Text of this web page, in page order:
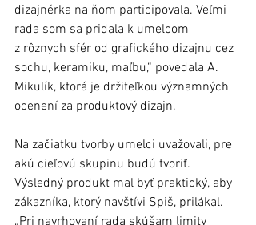
dizajnérka na ňom participovala. Veľmi
rada som sa pridala k umelcom
z rôznych sfér od grafického dizajnu cez
sochu, keramiku, maľbu,“ povedala A.
Mikulík, ktorá je držiteľkou významných
ocenení za produktový dizajn.
Na začiatku tvorby umelci uvažovali, pre
akú cieľovú skupinu budú tvoriť.
Výsledný produkt mal byť praktický, aby
zákazníka, ktorý navštívi Spiš, prilákal.
„Pri navrhovaní rada skúšam limity